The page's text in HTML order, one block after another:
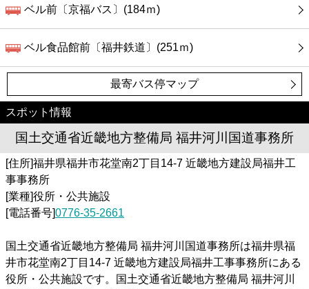
ベル前〔京福バス〕(184ｍ)
ベル食品館前〔福井鉄道〕(251ｍ)
最寄バス停マップ
スポット情報
国土交通省近畿地方整備局 福井河川国道事務所
[住所]福井県福井市花堂南2丁目14-7 近畿地方建設局福井工
事事務所
[業種]役所・公共施設
[電話番号]0776-35-2661
国土交通省近畿地方整備局 福井河川国道事務所は福井県福
井市花堂南2丁目14-7 近畿地方建設局福井工事事務所にある
役所・公共施設です。国土交通省近畿地方整備局 福井河川